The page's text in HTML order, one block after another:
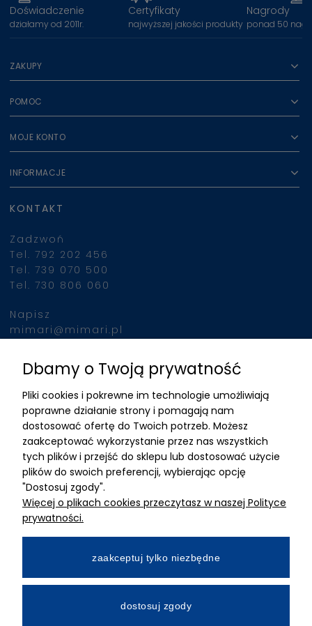
Doświadczenie
działamy od 2011r.
Certyfikaty
najwyższej jakości produkty
Nagrody
ponad 50
ZAKUPY
POMOC
MOJE KONTO
INFORMACJE
KONTAKT
Zadzwoń
Tel. 792 202 456
Tel. 739 070 500
Tel. 730 806 060
Napisz
mimari@mimari.pl
Znajdziesz nas
ADRES
MIMARI sp z o.o.
ul. Kurkowa 12
50-210 Wrocław
Dane rejestracyjne
NIP:8982325327
Wpłacony w całości
Numer konta bankowego
Dbamy o Twoją prywatność
Pliki cookies i pokrewne im technologie umożliwiają
poprawne działanie strony i pomagają nam
dostosować ofertę do Twoich potrzeb. Możesz
zaakceptować wykorzystanie przez nas wszystkich
tych plików i przejść do sklepu lub dostosować użycie
plików do swoich preferencji, wybierając opcję
"Dostosuj zgody".
Więcej o plikach cookies przeczytasz w naszej Polityce
prywatności.
zaakceptuj tylko niezbędne
dostosuj zgody